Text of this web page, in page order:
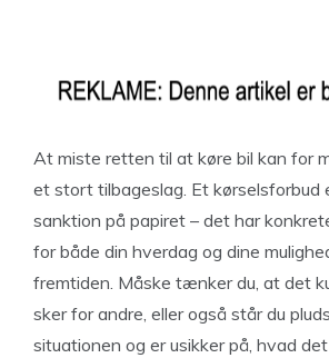
At miste retten til at køre bil kan for
et stort tilbageslag. Et kørselsforbud
sanktion på papiret – det har
for både din hverdag og dine
fremtiden. Måske tænker du, at det
sker for andre, eller også står du
situationen og er usikker på, hvad